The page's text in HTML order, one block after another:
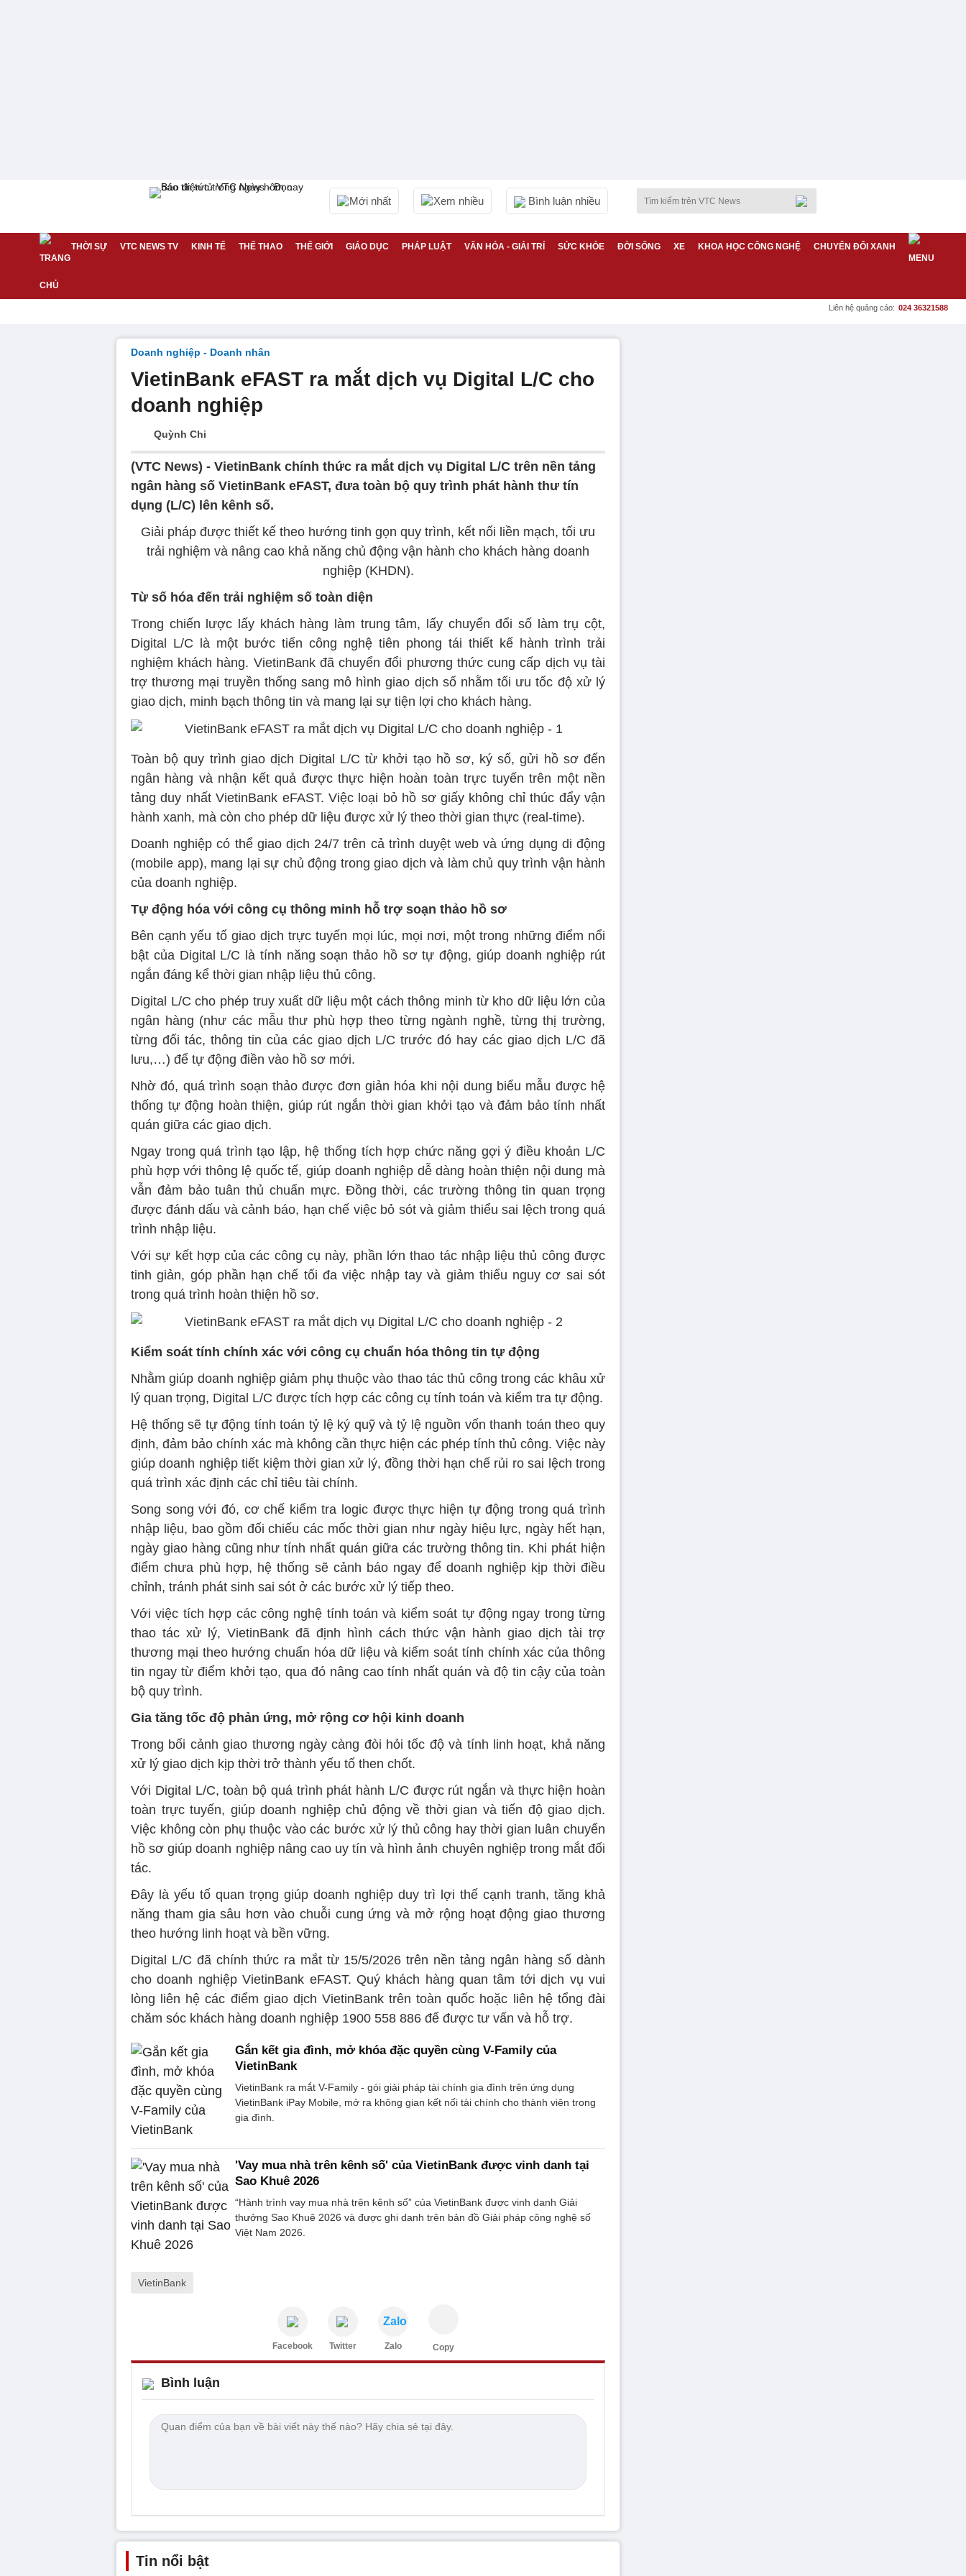
Mới nhất Xem nhiều Bình luận nhiều
THỜI SỰ VTC NEWS TV KINH TẾ THỂ THAO THẾ GIỚI GIÁO DỤC PHÁP LUẬT VĂN HÓA - GIẢI TRÍ SỨC KHỎE ĐỜI SỐNG XE KHOA HỌC CÔNG NGHỆ CHUYỂN ĐỔI XANH
Liên hệ quảng cáo: 024 36321588
Doanh nghiệp - Doanh nhân
VietinBank eFAST ra mắt dịch vụ Digital L/C cho
doanh nghiệp
Quỳnh Chi
(VTC News) - VietinBank chính thức ra mắt dịch vụ Digital L/C trên nền tảng
ngân hàng số VietinBank eFAST, đưa toàn bộ quy trình phát hành thư tín
dụng (L/C) lên kênh số.
Giải pháp được thiết kế theo hướng tinh gọn quy trình, kết nối liền mạch, tối ưu
trải nghiệm và nâng cao khả năng chủ động vận hành cho khách hàng doanh
nghiệp (KHDN).
Từ số hóa đến trải nghiệm số toàn diện
Trong chiến lược lấy khách hàng làm trung tâm, lấy chuyển đổi số làm trụ cột,
Digital L/C là một bước tiến công nghệ tiên phong tái thiết kế hành trình trải
nghiệm khách hàng. VietinBank đã chuyển đổi phương thức cung cấp dịch vụ tài
trợ thương mại truyền thống sang mô hình giao dịch số nhằm tối ưu tốc độ xử lý
giao dịch, minh bạch thông tin và mang lại sự tiện lợi cho khách hàng.
Toàn bộ quy trình giao dịch Digital L/C từ khởi tạo hồ sơ, ký số, gửi hồ sơ đến
ngân hàng và nhận kết quả được thực hiện hoàn toàn trực tuyến trên một nền
tảng duy nhất VietinBank eFAST. Việc loại bỏ hồ sơ giấy không chỉ thúc đẩy vận
hành xanh, mà còn cho phép dữ liệu được xử lý theo thời gian thực (real-time).
Doanh nghiệp có thể giao dịch 24/7 trên cả trình duyệt web và ứng dụng di động
(mobile app), mang lại sự chủ động trong giao dịch và làm chủ quy trình vận hành
của doanh nghiệp.
Tự động hóa với công cụ thông minh hỗ trợ soạn thảo hồ sơ
Bên cạnh yếu tố giao dịch trực tuyến mọi lúc, mọi nơi, một trong những điểm nổi
bật của Digital L/C là tính năng soạn thảo hồ sơ tự động, giúp doanh nghiệp rút
ngắn đáng kể thời gian nhập liệu thủ công.
Digital L/C cho phép truy xuất dữ liệu một cách thông minh từ kho dữ liệu lớn của
ngân hàng (như các mẫu thư phù hợp theo từng ngành nghề, từng thị trường,
từng đối tác, thông tin của các giao dịch L/C trước đó hay các giao dịch L/C đã
lưu,…) để tự động điền vào hồ sơ mới.
Nhờ đó, quá trình soạn thảo được đơn giản hóa khi nội dung biểu mẫu được hệ
thống tự động hoàn thiện, giúp rút ngắn thời gian khởi tạo và đảm bảo tính nhất
quán giữa các giao dịch.
Ngay trong quá trình tạo lập, hệ thống tích hợp chức năng gợi ý điều khoản L/C
phù hợp với thông lệ quốc tế, giúp doanh nghiệp dễ dàng hoàn thiện nội dung mà
vẫn đảm bảo tuân thủ chuẩn mực. Đồng thời, các trường thông tin quan trọng
được đánh dấu và cảnh báo, hạn chế việc bỏ sót và giảm thiểu sai lệch trong quá
trình nhập liệu.
Với sự kết hợp của các công cụ này, phần lớn thao tác nhập liệu thủ công được
tinh giản, góp phần hạn chế tối đa việc nhập tay và giảm thiểu nguy cơ sai sót
trong quá trình hoàn thiện hồ sơ.
Kiểm soát tính chính xác với công cụ chuẩn hóa thông tin tự động
Nhằm giúp doanh nghiệp giảm phụ thuộc vào thao tác thủ công trong các khâu xử
lý quan trọng, Digital L/C được tích hợp các công cụ tính toán và kiểm tra tự động.
Hệ thống sẽ tự động tính toán tỷ lệ ký quỹ và tỷ lệ nguồn vốn thanh toán theo quy
định, đảm bảo chính xác mà không cần thực hiện các phép tính thủ công. Việc này
giúp doanh nghiệp tiết kiệm thời gian xử lý, đồng thời hạn chế rủi ro sai lệch trong
quá trình xác định các chỉ tiêu tài chính.
Song song với đó, cơ chế kiểm tra logic được thực hiện tự động trong quá trình
nhập liệu, bao gồm đối chiếu các mốc thời gian như ngày hiệu lực, ngày hết hạn,
ngày giao hàng cũng như tính nhất quán giữa các trường thông tin. Khi phát hiện
điểm chưa phù hợp, hệ thống sẽ cảnh báo ngay để doanh nghiệp kịp thời điều
chỉnh, tránh phát sinh sai sót ở các bước xử lý tiếp theo.
Với việc tích hợp các công nghệ tính toán và kiểm soát tự động ngay trong từng
thao tác xử lý, VietinBank đã định hình cách thức vận hành giao dịch tài trợ
thương mại theo hướng chuẩn hóa dữ liệu và kiểm soát tính chính xác của thông
tin ngay từ điểm khởi tạo, qua đó nâng cao tính nhất quán và độ tin cậy của toàn
bộ quy trình.
Gia tăng tốc độ phản ứng, mở rộng cơ hội kinh doanh
Trong bối cảnh giao thương ngày càng đòi hỏi tốc độ và tính linh hoạt, khả năng
xử lý giao dịch kịp thời trở thành yếu tố then chốt.
Với Digital L/C, toàn bộ quá trình phát hành L/C được rút ngắn và thực hiện hoàn
toàn trực tuyến, giúp doanh nghiệp chủ động về thời gian và tiến độ giao dịch.
Việc không còn phụ thuộc vào các bước xử lý thủ công hay thời gian luân chuyển
hồ sơ giúp doanh nghiệp nâng cao uy tín và hình ảnh chuyên nghiệp trong mắt đối
tác.
Đây là yếu tố quan trọng giúp doanh nghiệp duy trì lợi thế cạnh tranh, tăng khả
năng tham gia sâu hơn vào chuỗi cung ứng và mở rộng hoạt động giao thương
theo hướng linh hoạt và bền vững.
Digital L/C đã chính thức ra mắt từ 15/5/2026 trên nền tảng ngân hàng số dành
cho doanh nghiệp VietinBank eFAST. Quý khách hàng quan tâm tới dịch vụ vui
lòng liên hệ các điểm giao dịch VietinBank trên toàn quốc hoặc liên hệ tổng đài
chăm sóc khách hàng doanh nghiệp 1900 558 886 để được tư vấn và hỗ trợ.
Gắn kết gia đình, mở khóa đặc quyền cùng V-Family của
VietinBank
VietinBank ra mắt V-Family - gói giải pháp tài chính gia đình trên ứng dụng
VietinBank iPay Mobile, mở ra không gian kết nối tài chính cho thành viên trong
gia đình.
'Vay mua nhà trên kênh số' của VietinBank được vinh danh tại
Sao Khuê 2026
“Hành trình vay mua nhà trên kênh số” của VietinBank được vinh danh Giải
thưởng Sao Khuê 2026 và được ghi danh trên bản đồ Giải pháp công nghệ số
Việt Nam 2026.
VietinBank
Facebook Twitter
Zalo
Zalo Copy
Bình luận
Tin nổi bật